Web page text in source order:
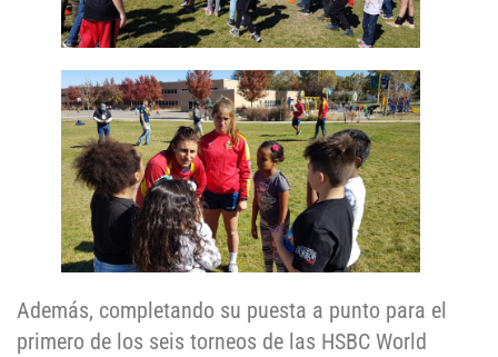
Además, completando su puesta a punto para el
primero de los seis torneos de las HSBC World